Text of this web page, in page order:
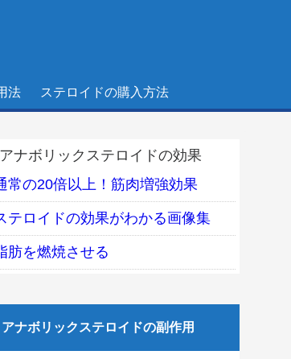
法 ステロイドの購入方法
アナボリックステロイドの効果
常の20倍以上！筋肉増強効果
テロイドの効果がわかる画像集
肪を燃焼させる
アナボリックステロイドの副作用